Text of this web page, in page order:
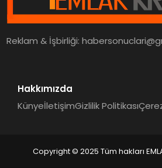
Reklam & İşbirliği:
Hakkımızda
KünyeİletişimGizlilik Politikası
Copyright © 2025 Tüm hakları